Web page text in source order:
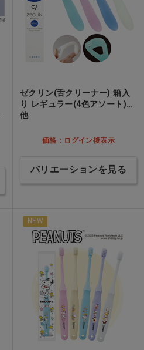
ゼクリン(舌クリーナー) 箱入
り レギュラー(4色アソート)…
他
価格：ログイン後表示
バリエーションを見る
NEW